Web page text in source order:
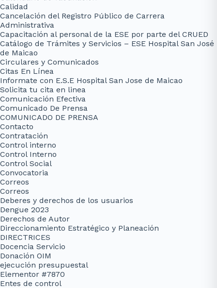
Calidad
Cancelación del Registro Público de Carrera
Administrativa
Capacitación al personal de la ESE por parte del CRUED
Catálogo de Trámites y Servicios – ESE Hospital San José
de Maicao
Circulares y Comunicados
Citas En Línea
Informate con E.S.E Hospital San Jose de Maicao
Solicita tu cita en linea
Comunicación Efectiva
Comunicado De Prensa
COMUNICADO DE PRENSA
Contacto
Contratación
Control interno
Control Interno
Control Social
Convocatoria
Correos
Correos
Deberes y derechos de los usuarios
Dengue 2023
Derechos de Autor
Direccionamiento Estratégico y Planeación
DIRECTRICES
Docencia Servicio
Donación OIM
ejecución presupuestal
Elementor #7870
Entes de control